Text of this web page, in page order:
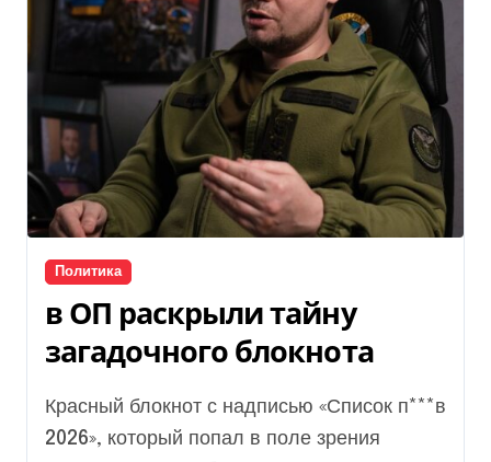
Политика
в ОП раскрыли тайну
загадочного блокнота
Красный блокнот с надписью «Список п***в
2026», который попал в поле зрения